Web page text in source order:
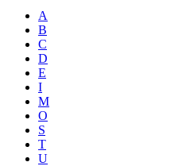
A
B
C
D
E
I
M
O
S
T
U